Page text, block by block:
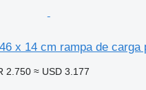
x 14 cm rampa de carga
2.750 ≈ USD 3.177